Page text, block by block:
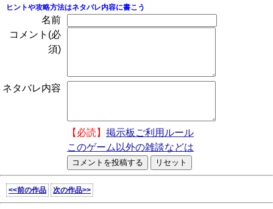
ヒントや攻略方法はネタバレ内容に書こう
名前
コメント(必
須)
ネタバレ内容
【必読】 掲示板ご利用ルール
このゲーム以外の雑談などは
<<前の作品 次の作品>>